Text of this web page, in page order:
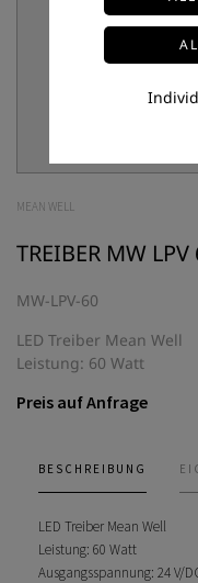
MEAN WELL
TREIBER MW
MW-LPV-60
LED Treiber Mean Well
Leistung: 60 Watt
Preis auf Anfrage
BESCHREIBUNG
LED Treiber Mean Well
Leistung: 60 Watt
Ausgangsspannung: 24 V/